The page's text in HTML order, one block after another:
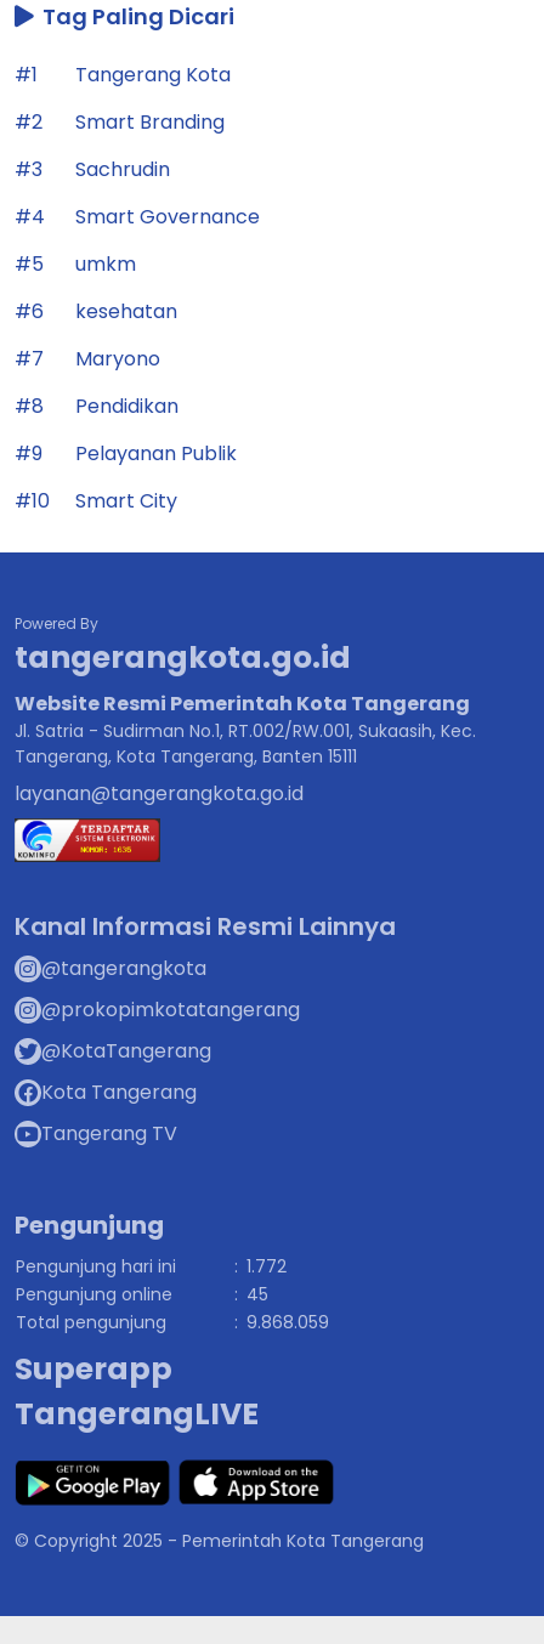
Tag Paling Dicari
#1
Tangerang Kota
#2
Smart Branding
#3
Sachrudin
#4
Smart Governance
#5
umkm
#6
kesehatan
#7
Maryono
#8
Pendidikan
#9
Pelayanan Publik
#10
Smart City
Powered By
tangerangkota.go.id
Website Resmi Pemerintah Kota Tangerang
Jl. Satria - Sudirman No.1, RT.002/RW.001, Sukaasih, Kec.
Tangerang, Kota Tangerang, Banten 15111
layanan@tangerangkota.go.id
Kanal Informasi Resmi Lainnya
@tangerangkota
@prokopimkotatangerang
@KotaTangerang
Kota Tangerang
Tangerang TV
Pengunjung
Pengunjung hari ini : 1.772
Pengunjung online
: 45
Total pengunjung
: 9.868.059
Superapp
TangerangLIVE
© Copyright 2025 - Pemerintah Kota Tangerang